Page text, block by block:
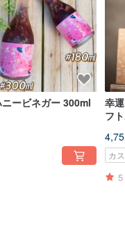
ニービネガー 300ml
幸
フ
カ
5